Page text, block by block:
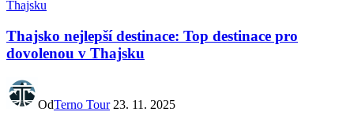
Thajsko nejlepší destinace: Top destinace pro
dovolenou v Thajsku
OdTerno Tour 23. 11. 2025